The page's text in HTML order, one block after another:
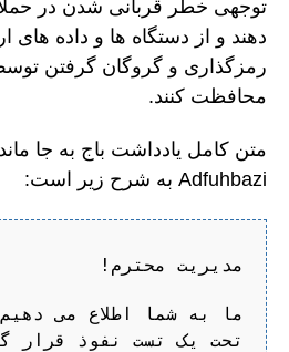
توجهی خطر قربانی شدن در
دهند و از دستگاه ها و داده های
رمزگذاری و گروگان گرفتن
محافظت کنند.
متن کامل یادداشت باج به جا
Adfuhbazi به شرح زیر است:
مدیریت محترم!
ما به شما اطلاع می
تحت یک تست نفوذ قرار